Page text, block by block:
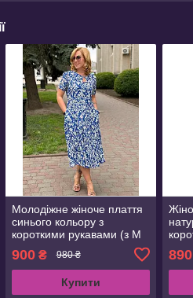
Молодіжне жіноче плаття
синього кольору з
короткими рукавами (з M
900₴ 980 ₴
Купити
890